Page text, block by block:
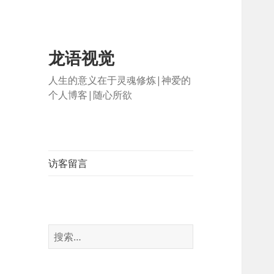
龙语视觉
人生的意义在于灵魂修炼|神爱的
个人博客|随心所欲
访客留言
搜
索：